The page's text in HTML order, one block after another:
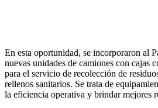
En esta oportunidad, se incorporaron al
nuevas unidades de camiones con cajas
para el servicio de recolección de
rellenos sanitarios. Se trata de
la eficiencia operativa y brindar mejores